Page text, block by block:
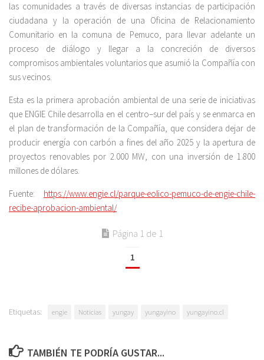
las comunidades a través de diversas instancias de participación
ciudadana y la operación de una Oficina de Relacionamiento
Comunitario en la comuna de Pemuco, para llevar adelante un
proceso de diálogo y llegar a la concreción de diversos
compromisos ambientales voluntarios que asumió la Compañía con
sus vecinos.
Esta es la primera aprobación ambiental de una serie de iniciativas
que ENGIE Chile desarrolla en el centro–sur del país y se enmarca en
el plan de transformación de la Compañía, que considera dejar de
producir energía con carbón a fines del año 2025 y la apertura de
proyectos renovables por 2.000 MW, con una inversión de 1.800
millones de dólares.
Fuente: https://www.engie.cl/parque-eolico-pemuco-de-engie-chile-
recibe-aprobacion-ambiental/
Página 1 de 1
1
Etiquetas: engie Noticias yungay yungayino yungayino.cl
TAMBIÉN TE PODRÍA GUSTAR...